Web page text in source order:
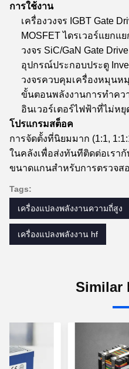
การใช้งาน
เครื่องวงจร IGBT Gate
MOSFET ไดรเวอร์แยกแ
วงจร SiC/GaN Gate Drive
อุปกรณ์ประกอบประตู
วงจรควบคุมเครื่องหมุนห
ขั้นตอนพลังงานการทําคว
อินเวอร์เตอร์ไฟฟ้าที่ไม่หยุ
โปรแกรมสต็อค
การจัดตั้งที่นิยมมาก (1:1,
ในคลังเพื่อส่งทันทีติดต่อเรา
ขนาดแกนสําหรับการตรวจ
Tags:
เครื่องแปลงพลังงานความถี่สูง
เครื่องแปลงพลังงาน hf
Similar